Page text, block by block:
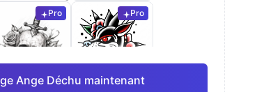
Pro Pro
Ange Déchu maintenant